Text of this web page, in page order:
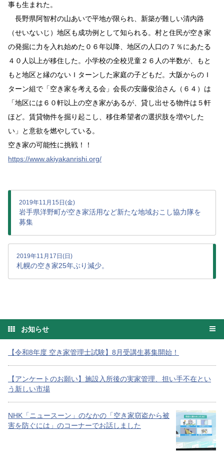
事も生まれた。
長野県阿智村の山あいで平地が限られ、新築が難しい清内路
（せいないじ）地区も成功例として知られる。村と住民が空き家
の発掘に力を入れ始めた０６年以降、地区の人口の７％にあたる
４０人以上が移住した。小学校の全校児童２６人の半数が、もと
もと地区と縁のないＩターンした家庭の子どもだ。大阪からのＩ
ターン組で「空き家を考える会」会長の安藤俊治さん（６４）は
「地区には６０軒以上の空き家があるが、貸し出せる物件は５軒
ほど。賃貸物件を掘り起こし、移住希望者の選択肢を増やした
い」と意欲を燃やしている。
空き家の可能性に挑戦！！
https://www.akiyakanrishi.org/
2019年11月15日(金)
岩手県洋野町が空き家活用など新たな地域おこし協力隊を
募集
2019年11月17日(日)
札幌の空き家25年ぶり減少。
お知らせ
【令和8年度 空き家管理士試験】8月受講生募集開始！
【アンケートのお願い】施設入所後の実家管理、担い手不在とい
う新しい市場
NHK「ニュースーン」のなかの「空き家窃盗から被
害を防ぐには」のコーナーでお話しました